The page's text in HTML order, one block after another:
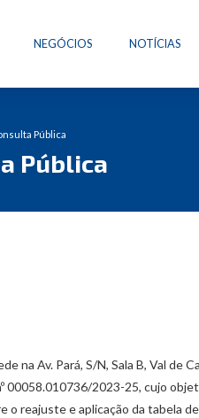
NEGÓCIOS NOTÍCIAS
Pública
Pública
Av. Pará, S/N, Sala B, Val de
2023-25, cujo
reajuste e aplicação da tabela